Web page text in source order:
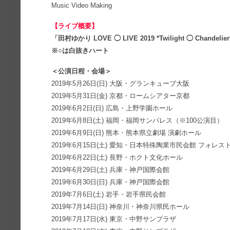
Music Video Making
【ライブ概要】
「田村ゆかり LOVE ◯ LIVE 2019 *Twilight ◯ Chandelier*
※○は白抜きハート
＜公演日程・会場＞
2019年5月26日(日) 大阪・グランキューブ大阪
2019年5月31日(金) 京都・ロームシアター京都
2019年6月2日(日) 広島・上野学園ホール
2019年6月8日(土) 福岡・福岡サンパレス（※100公演目）
2019年6月9日(日) 熊本・熊本県立劇場 演劇ホール
2019年6月15日(土) 愛知・日本特殊陶業市民会館 フォレス
2019年6月22日(土) 長野・ホクト文化ホール
2019年6月29日(土) 兵庫・神戸国際会館
2019年6月30日(日) 兵庫・神戸国際会館
2019年7月6日(土) 岩手・岩手県民会館
2019年7月14日(日) 神奈川・神奈川県民ホール
2019年7月17日(水) 東京・中野サンプラザ